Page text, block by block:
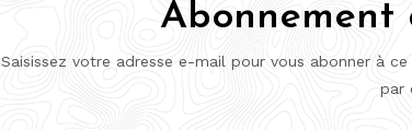
Abonnement
Saisissez votre adresse e-mail pour vous abonner à
par